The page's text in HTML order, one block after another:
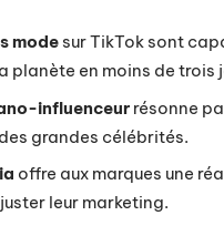
mode sur TikTok sont
planète en moins de trois
influenceur résonne
grandes célébrités.
offre aux marques une
leur marketing.